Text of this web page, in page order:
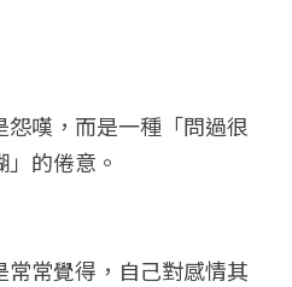
嘆，而是一種「問過很
的倦意。
常覺得，自己對感情其